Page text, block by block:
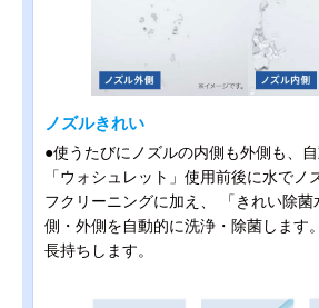
ノズルきれい
●使うたびにノズルの内側も外側も、
「ウォシュレット」使用前後に水でノ
フクリーニングに加え、 「きれい除菌
側・外側を自動的に洗浄・除菌します
長持ちします。